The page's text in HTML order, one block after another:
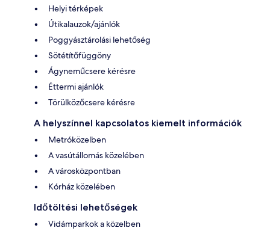
Helyi térképek
Útikalauzok/ajánlók
Poggyásztárolási lehetőség
Sötétítőfüggöny
Ágyneműcsere kérésre
Éttermi ajánlók
Törülközőcsere kérésre
A helyszínnel kapcsolatos kiemelt információk
Metróközelben
A vasútállomás közelében
A városközpontban
Kórház közelében
Időtöltési lehetőségek
Vidámparkok a közelben